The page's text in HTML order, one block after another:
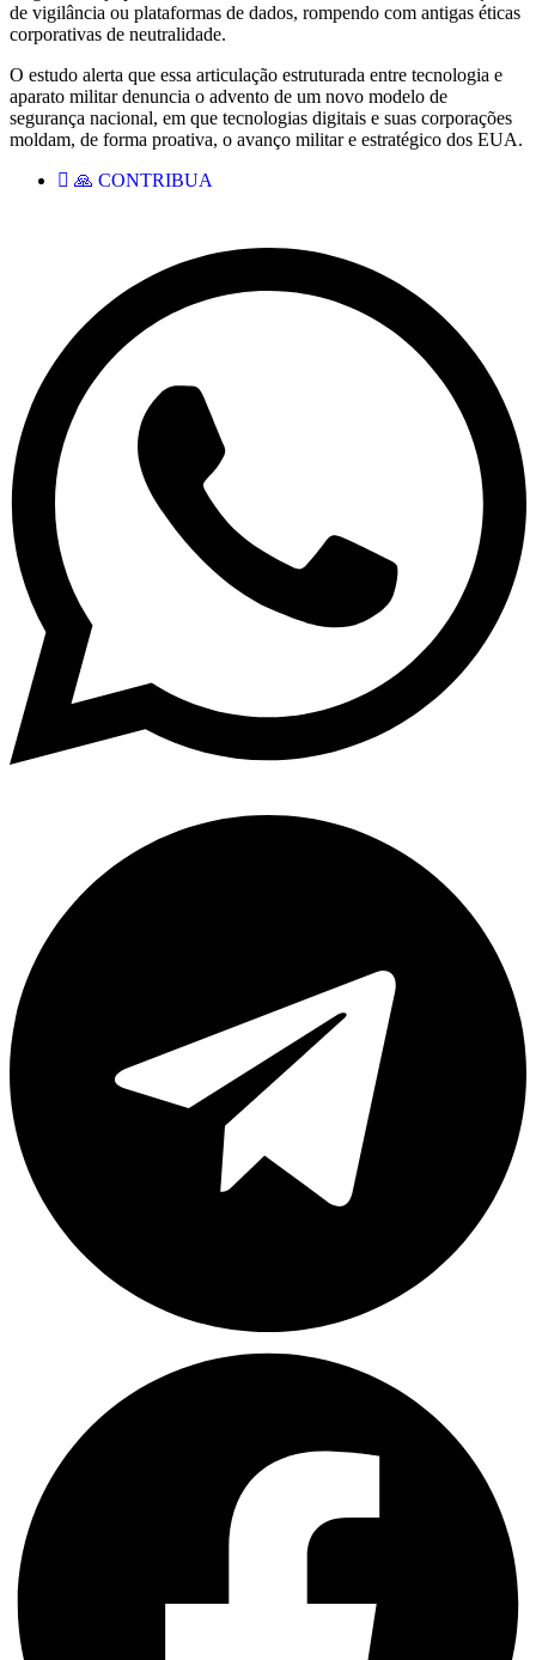
de vigilância ou plataformas de dados, rompendo com antigas éticas
corporativas de neutralidade.
O estudo alerta que essa articulação estruturada entre tecnologia e
aparato militar denuncia o advento de um novo modelo de
segurança nacional, em que tecnologias digitais e suas corporações
moldam, de forma proativa, o avanço militar e estratégico dos EUA.
🙏 CONTRIBUA